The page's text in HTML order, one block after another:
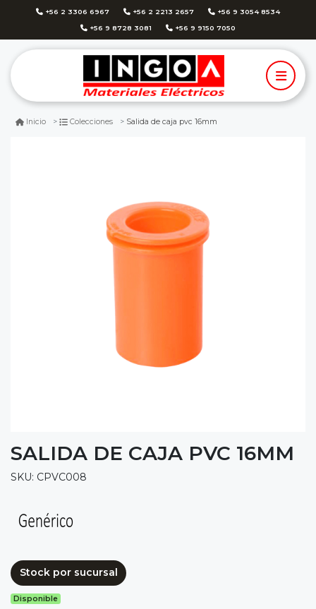
+56 2 3306 6967 +56 2 2213 2657 +56 9 3054 8534
+56 9 8728 3081 +56 9 9150 7050
Inicio Colecciones Salida de caja pvc 16mm
SALIDA DE CAJA PVC 16MM
SKU: CPVC008
Stock por sucursal
Disponible